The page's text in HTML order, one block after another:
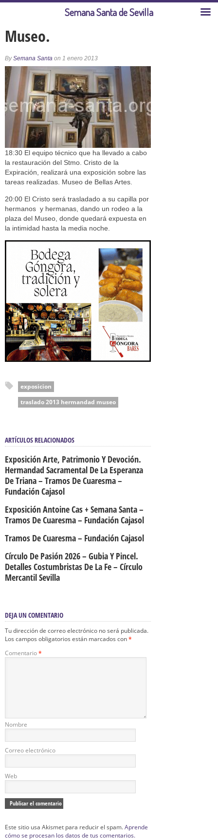
Museo.
BySemana Santa on 1 enero 2013
18:30 El equipo técnico que ha llevado a cabo
la restauración del Stmo. Cristo de la
Expiración, realizará una exposición sobre las
tareas realizadas. Museo de Bellas Artes.
20:00 El Cristo será trasladado a su capilla por
hermanos y hermanas, dando un rodeo a la
plaza del Museo, donde quedará expuesta en
la intimidad hasta la media noche.
exposicion
traslado 2013 hermandad museo
ARTÍCULOS RELACIONADOS
Exposición Arte, Patrimonio Y Devoción.
Hermandad Sacramental De La Esperanza
De Triana – Tramos De Cuaresma –
Fundación Cajasol
Exposición Antoine Cas + Semana Santa –
Tramos De Cuaresma – Fundación Cajasol
Tramos De Cuaresma – Fundación Cajasol
Círculo De Pasión 2026 – Gubia Y Pincel.
Detalles Costumbristas De La Fe – Círculo
Mercantil Sevilla
DEJA UN COMENTARIO
Tu dirección de correo electrónico no será publicada.
Los campos obligatorios están marcados con*
Comentario*
Nombre
Correo electrónico
Web
Este sitio usa Akismet para reducir el spam.Aprende
cómo se procesan los datos de tus comentarios.
Semana Santa de Sevilla